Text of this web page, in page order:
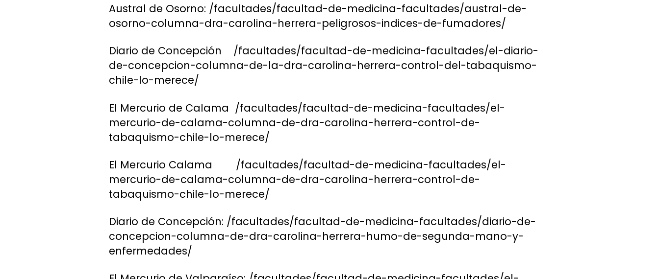
Austral de Osorno: /facultades/facultad-de-medicina-facultades/austral-de-
osorno-columna-dra-carolina-herrera-peligrosos-indices-de-fumadores/
Diario de Concepción /facultades/facultad-de-medicina-facultades/el-diario-
de-concepcion-columna-de-la-dra-carolina-herrera-control-del-tabaquismo-
chile-lo-merece/
El Mercurio de Calama /facultades/facultad-de-medicina-facultades/el-
mercurio-de-calama-columna-de-dra-carolina-herrera-control-de-
tabaquismo-chile-lo-merece/
El Mercurio Calama /facultades/facultad-de-medicina-facultades/el-
mercurio-de-calama-columna-de-dra-carolina-herrera-control-de-
tabaquismo-chile-lo-merece/
Diario de Concepción: /facultades/facultad-de-medicina-facultades/diario-de-
concepcion-columna-de-dra-carolina-herrera-humo-de-segunda-mano-y-
enfermedades/